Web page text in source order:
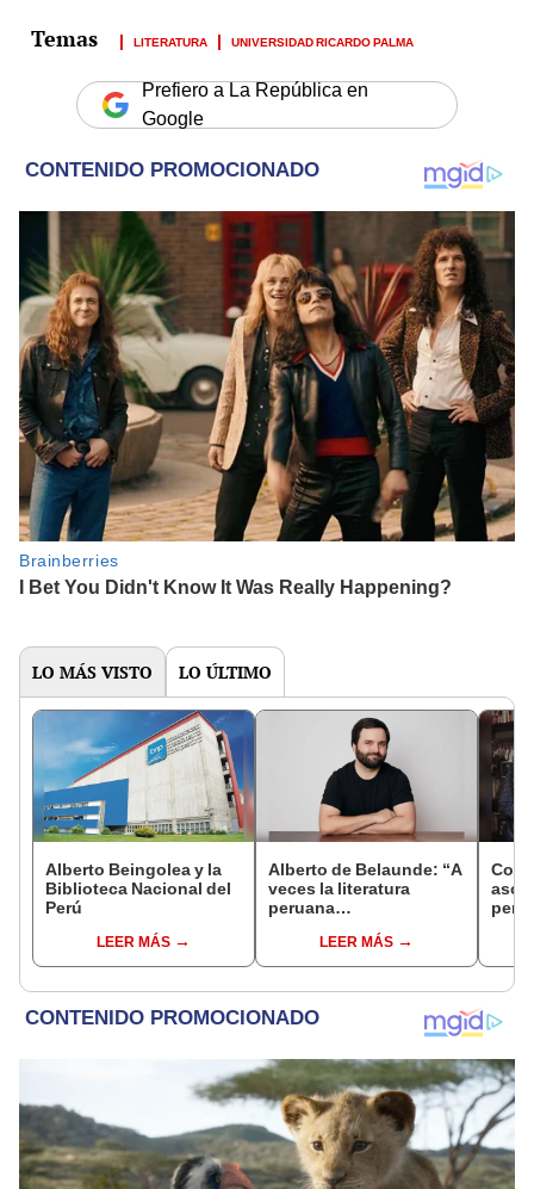
LITERATURA UNIVERSIDAD RICARDO PALMA
Prefiero a La República en
Google
LO MÁS VISTO LO ÚLTIMO
Alberto Beingolea y la
Biblioteca Nacional del
Perú
LEER MÁS
Alberto de Belaunde: “A
veces la literatura
peruana
queda solo en el
lenguaje, en el artificio y
LEER MÁS
Con